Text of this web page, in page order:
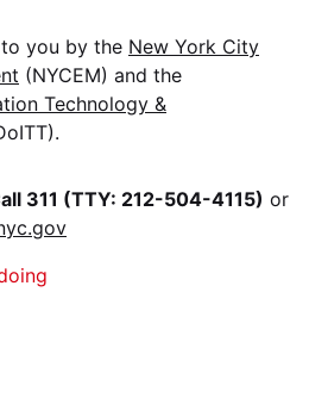
you by the New York City
(NYCEM) and the
Technology &
311 (TTY: 212-504-4115) or